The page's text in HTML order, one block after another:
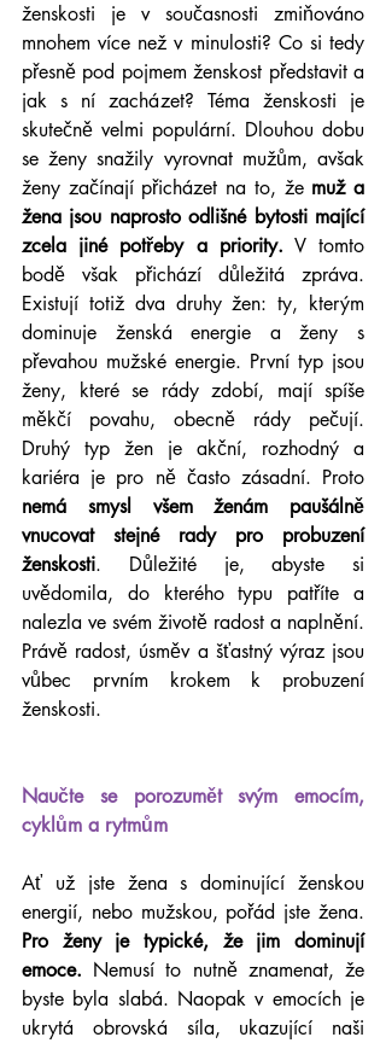
ženskosti je v současnosti zmiňováno
mnohem více než v minulosti? Co si tedy
přesně pod pojmem ženskost představit a
jak s ní zacházet? Téma ženskosti je
skutečně velmi populární. Dlouhou dobu
se ženy snažily vyrovnat mužům, avšak
ženy začínají přicházet na to, že muž a
žena jsou naprosto odlišné bytosti mající
zcela jiné potřeby a priority. V tomto
bodě však přichází důležitá zpráva.
Existují totiž dva druhy žen: ty, kterým
dominuje ženská energie a ženy s
převahou mužské energie. První typ jsou
ženy, které se rády zdobí, mají spíše
měkčí povahu, obecně rády pečují.
Druhý typ žen je akční, rozhodný a
nemá smysl všem ženám paušálně
vnucovat stejné rady pro probuzení
ženskosti. Důležité je, abyste si
uvědomila, do kterého typu patříte a
nalezla ve svém životě radost a naplnění.
Právě radost, úsměv a šťastný výraz jsou
vůbec prvním krokem k probuzení
ženskosti.
Naučte se porozumět svým emocím,
cyklům a rytmům
Ať už jste žena s dominující ženskou
Pro ženy je typické, že jim dominují
emoce. Nemusí to nutně znamenat, že
byste byla slabá. Naopak v emocích je
ukrytá obrovská síla, ukazující naši